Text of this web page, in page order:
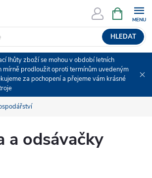
HLEDAT
NÁKUPNÍ
KOŠÍK
lhůty zboží se mohou v období letních
mírně prodloužit oproti termínům uvedeným
za pochopení a přejeme vám krásné
a odsávačky